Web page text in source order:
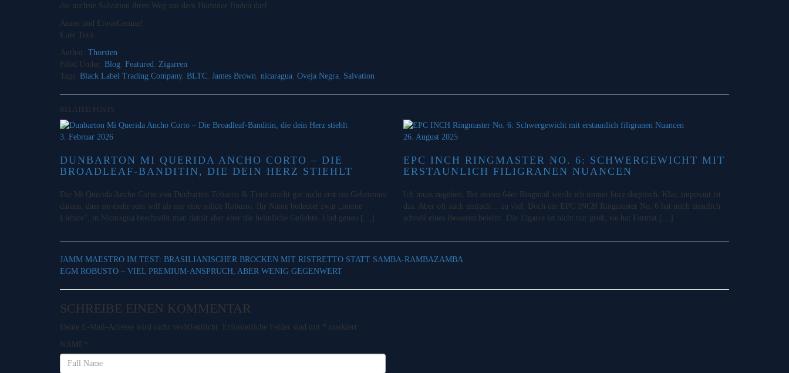
die nächste Salvation ihren Weg aus dem Humidor finden darf.
Amen und EtwasGenuss!
Euer Toto
Author: Thorsten
Filed Under: Blog Featured
Zigarren
Tags: Black Label Trading Company, BLTC James Brown nicaragua Oveja Negra Salvation
RELATED POSTS
3. Februar 2026
DUNBARTON MI QUERIDA ANCHO CORTO – DIE
BROADLEAF-BANDITIN, DIE DEIN HERZ STIEHLT
Die Mi Querida Ancho Corto von Dunbarton Tobacco & Trust macht gar nicht erst ein Geheimnis
daraus, dass sie mehr sein will als nur eine solide Robusto. Ihr Name bedeutet zwar „meine
Liebste“, in Nicaragua beschreibt man damit aber eher die heimliche Geliebte. Und genau […]
26. August 2025
EPC INCH RINGMASTER NO. 6: SCHWERGEWICHT MIT
ERSTAUNLICH FILIGRANEN NUANCEN
Ich muss zugeben: Bei einem 64er Ringmaß werde ich immer kurz skeptisch. Klar, imposant ist
das. Aber oft auch einfach… zu viel. Doch die EPC INCH Ringmaster No. 6 hat mich ziemlich
schnell eines Besseren belehrt. Die Zigarre ist nicht nur groß, sie hat Format […]
JAMM MAESTRO IM TEST: BRASILIANISCHER BROCKEN MIT RISTRETTO STATT SAMBA-RAMBAZAMBA
EGM ROBUSTO – VIEL PREMIUM-ANSPRUCH, ABER WENIG GEGENWERT
SCHREIBE EINEN KOMMENTAR
Deine E-Mail-Adresse wird nicht veröffentlicht. Erforderliche Felder sind mit * markiert
NAME *